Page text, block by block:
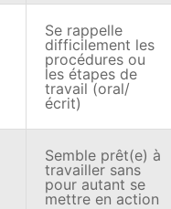
Se rappelle
difficilement les
procédures ou
les étapes de
travail (oral/
écrit)
Semble prêt(e) à
travailler sans
pour autant se
mettre en action